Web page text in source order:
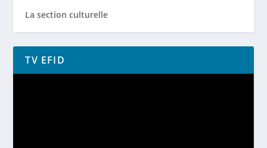
La section culturelle
TV EFID
Lecteur